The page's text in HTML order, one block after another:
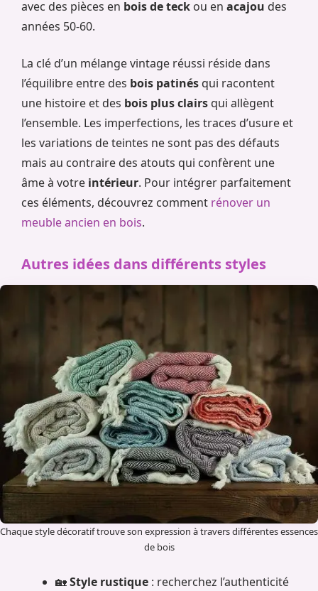
avec des pièces en bois de teck ou en acajou des
années 50-60.
La clé d’un mélange vintage réussi réside dans
l’équilibre entre des bois patinés qui racontent
une histoire et des bois plus clairs qui allègent
l’ensemble. Les imperfections, les traces d’usure et
les variations de teintes ne sont pas des défauts
mais au contraire des atouts qui confèrent une
âme à votre intérieur. Pour intégrer parfaitement
ces éléments, découvrez comment rénover un
meuble ancien en bois.
Autres idées dans différents styles
Chaque style décoratif trouve son expression à travers différentes essences
de bois
🏡Style rustique : recherchez l’authenticité